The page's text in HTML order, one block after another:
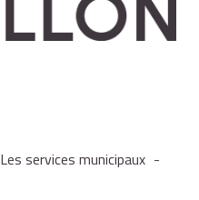
Les services municipaux -